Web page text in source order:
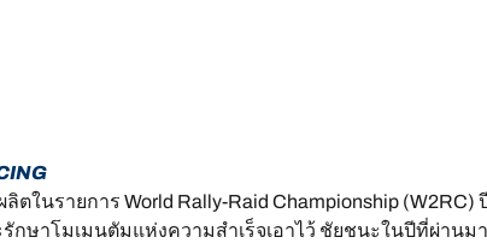
ในรายการ World Rally-Raid Championship (W2RC)
กษาโมเมนตัมแห่งความสำเร็จเอาไว้ ชัยชนะในปีที่ผ่านม